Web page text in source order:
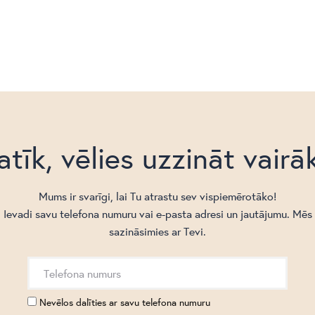
vēlies uzzināt
Mums ir svarīgi, lai Tu atrastu sev vispiemērotāko!
Ievadi savu telefona numuru vai e-pasta adresi un jautājumu. Mēs
sazināsimies ar Tevi.
Nevēlos dalīties ar savu telefona numuru